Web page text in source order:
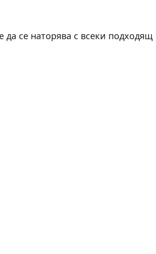
да се наторява с всеки подходящ